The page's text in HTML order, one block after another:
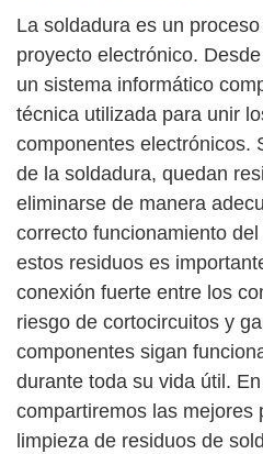
La soldadura es un
proyecto electrónico.
un sistema informático
técnica utilizada para unir
componentes electrónicos.
de la soldadura, quedan
eliminarse de manera
correcto funcionamiento
estos residuos es
conexión fuerte entre los
riesgo de cortocircuitos y
componentes sigan
durante toda su vida útil.
compartiremos las mejores
limpieza de residuos de